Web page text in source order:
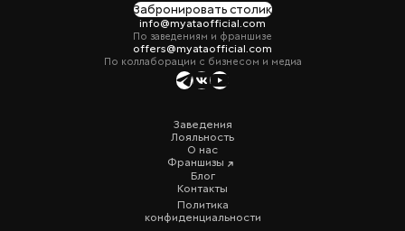
Забронировать столик
info@myataofficial.com
По заведениям и франшизе
offers@myataofficial.com
По коллаборации с бизнесом и медиа
Заведения
Лояльность
О нас
Франшизы
Блог
Контакты
Политика
конфиденциальности